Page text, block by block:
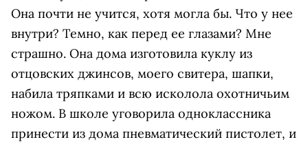
Она почти не учится, хотя могла бы. Что у нее
внутри? Темно, как перед ее глазами? Мне
страшно. Она дома изготовила куклу из
отцовских джинсов, моего свитера, шапки,
набила тряпками и всю исколола охотничьим
ножом. В школе уговорила одноклассника
принести из дома пневматический пистолет, и